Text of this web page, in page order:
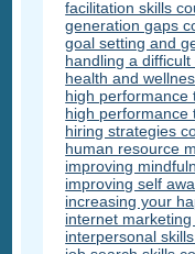
facilitation skills
generation gaps
goal setting and
handling a
health and
high performance
high performance
hiring strategies
human resource
improving
improving self
increasing your
internet
interpersonal